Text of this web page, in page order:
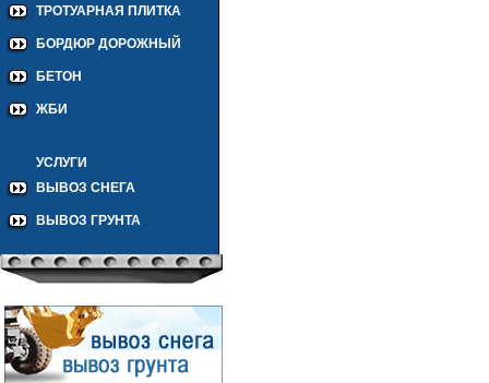
ТРОТУАРНАЯ ПЛИТКА
БОРДЮР ДОРОЖНЫЙ
БЕТОН
ЖБИ
УСЛУГИ
ВЫВОЗ СНЕГА
ВЫВОЗ ГРУНТА